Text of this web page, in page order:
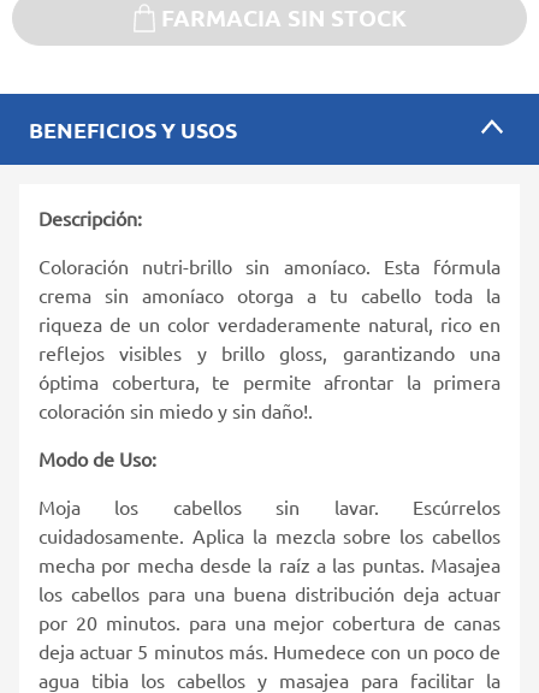
FARMACIA SIN STOCK
BENEFICIOS Y USOS
Descripción:
Coloración nutri-brillo sin amoníaco. Esta fórmula
crema sin amoníaco otorga a tu cabello toda la
riqueza de un color verdaderamente natural, rico en
reflejos visibles y brillo gloss, garantizando una
óptima cobertura, te permite afrontar la primera
coloración sin miedo y sin daño!.
Modo de Uso:
Moja los cabellos sin lavar. Escúrrelos
cuidadosamente. Aplica la mezcla sobre los cabellos
mecha por mecha desde la raíz a las puntas. Masajea
los cabellos para una buena distribución deja actuar
por 20 minutos. para una mejor cobertura de canas
deja actuar 5 minutos más. Humedece con un poco de
agua tibia los cabellos y masajea para facilitar la